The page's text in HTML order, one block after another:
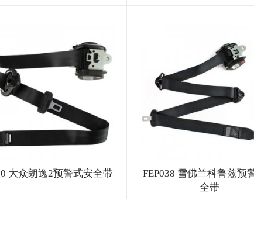
大众朗逸2预警式安全带
FEP038 雪佛兰科鲁兹预
全带